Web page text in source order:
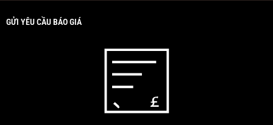
GỬI YÊU CẦU BÁO GIÁ